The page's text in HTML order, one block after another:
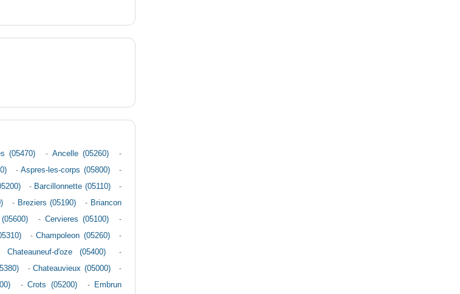
(05470) - Ancelle (05260)
-
-Aspres-les-corps (05800)
-
- Barcillonnette (05110)
-
- Breziers (05190) - Briancon
- Cervieres (05100)
-
-Champoleon (05260)
-
Chateauneuf-d'oze (05400)
-
- Chateauvieux (05000)
-
- Crots (05200) -
Embrun